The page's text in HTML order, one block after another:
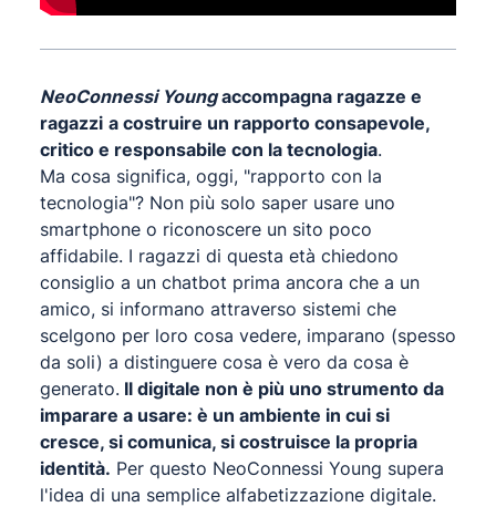
NeoConnessi Youngaccompagna ragazze e
ragazzi a costruire un rapporto consapevole,
critico e responsabile con la tecnologia.
Ma cosa significa, oggi, "rapporto con la
tecnologia"? Non più solo saper usare uno
smartphone o riconoscere un sito poco
affidabile. I ragazzi di questa età chiedono
consiglio a un chatbot prima ancora che a un
amico, si informano attraverso sistemi che
scelgono per loro cosa vedere, imparano (spesso
da soli) a distinguere cosa è vero da cosa è
generato. Il digitale non è più uno strumento da
imparare a usare: è un ambiente in cui si
cresce, si comunica, si costruisce la propria
identità. Per questo NeoConnessi Young supera
l'idea di una semplice alfabetizzazione digitale.